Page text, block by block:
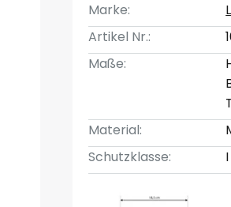
Marke:
Artikel Nr.:
Maße:
Material:
Schutzklasse:
I